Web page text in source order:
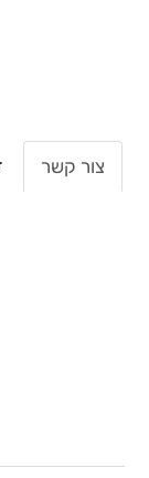
צור קשר